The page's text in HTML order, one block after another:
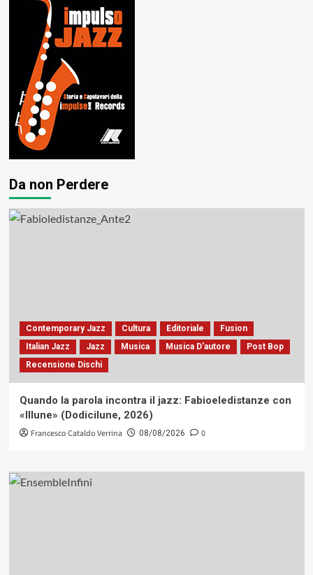
Da non Perdere
Contemporary Jazz Cultura Editoriale
Fusion
Italian Jazz
Jazz Musica Musica D'autore
Post Bop
Recensione Dischi
Quando la parola incontra il jazz: Fabioeledistanze con
«Illune» (Dodicilune, 2026)
Francesco Cataldo Verrina 08/08/2026 0